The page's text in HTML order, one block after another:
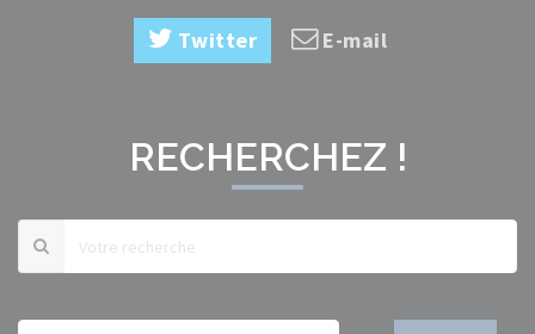
Twitter E-mail
RECHERCHEZ !